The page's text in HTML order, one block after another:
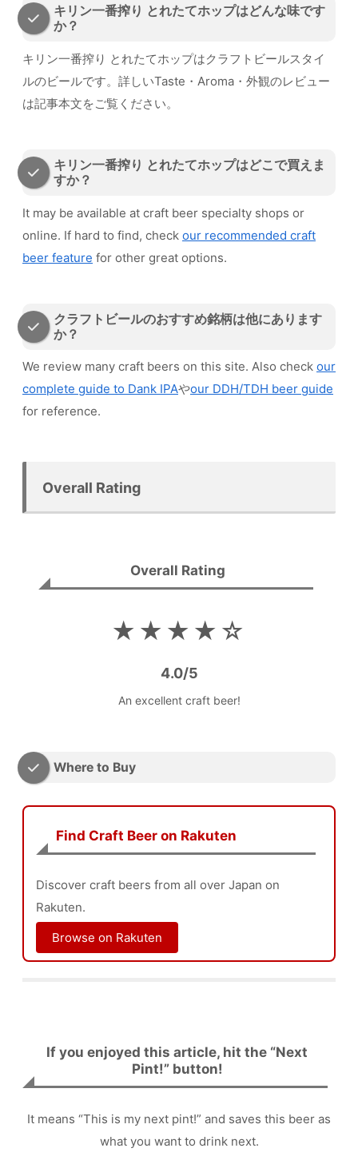
キリン一番搾り とれたてホップはどんな味です
か？
キリン一番搾り とれたてホップはクラフトビールスタイ
ルのビールです。詳しいTaste・Aroma・外観のレビュー
は記事本文をご覧ください。
キリン一番搾り とれたてホップはどこで買えま
すか？
It may be available at craft beer specialty shops or
online. If hard to find, check our recommended craft
beer feature for other great options.
クラフトビールのおすすめ銘柄は他にあります
か？
We review many craft beers on this site. Also check our
complete guide to Dank IPAやour DDH/TDH beer guide
for reference.
Overall Rating
Overall Rating
★★★★☆
4.0/5
An excellent craft beer!
Where to Buy
Find Craft Beer on Rakuten
Discover craft beers from all over Japan on
Rakuten.
Browse on Rakuten
If you enjoyed this article, hit the “Next
Pint!” button!
It means “This is my next pint!” and saves this beer as
what you want to drink next.